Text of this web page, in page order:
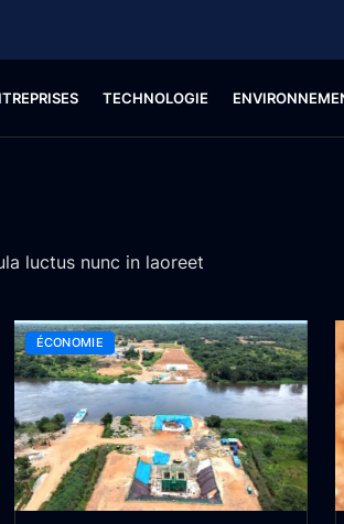
TECHNOLOGIE
luctus nunc in laoreet
ÉCONOMIE